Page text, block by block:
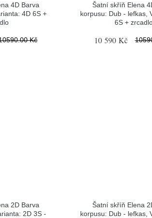
4D Barva
4D 6S +
Kč
Šatní skříň Elena
korpusu: Dub - lefkas,
6S +
10 590 Kč
2D Barva
2D 3S -
Šatní skříň Elena
korpusu: Dub - lefkas,